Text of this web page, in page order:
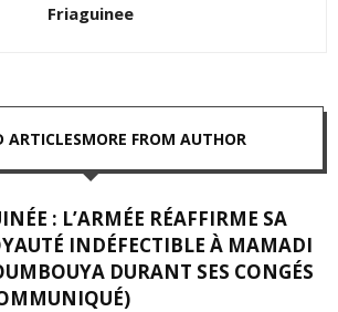
Friaguinee
ARTICLESMORE FROM AUTHOR
: L’ARMÉE RÉAFFIRME SA
INDÉFECTIBLE À MAMADI
DURANT SES CONGÉS